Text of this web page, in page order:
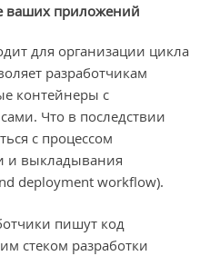
ваших приложений
для организации цикла
разработчикам
контейнеры с
Что в последствии
с процессом
и выкладывания
deployment workflow).
пишут код
стеком разработки